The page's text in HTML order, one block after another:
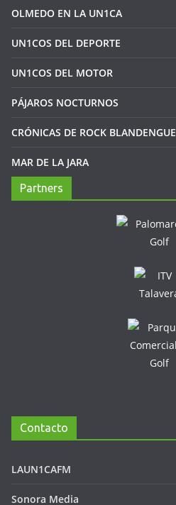
OLMEDO EN LA UN1CA
UN1COS DEL DEPORTE
UN1COS DEL MOTOR
PÁJAROS NOCTURNOS
CRÓNICAS DE ROCK BLANDENGUE
MAR DE LA JARA
Partners
Contacto
LAUN1CAFM
Sonora Media